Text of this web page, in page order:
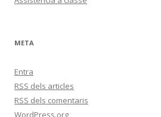
META
Entra
RSS dels articles
RSS dels comentaris
WordPress.org